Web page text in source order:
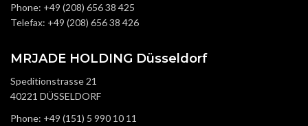
Phone: +49 (208) 656 38 425
Telefax: +49 (208) 656 38 426
MRJADE HOLDING Düsseldorf
Speditionstrasse 21
40221 DÜSSELDORF
Phone: +49 (151) 5 990 10 11